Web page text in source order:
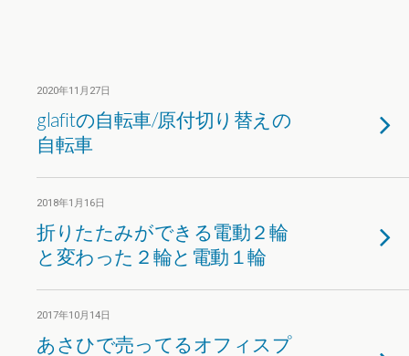
2020年11月27日
glafitの自転車/原付切り替えの
自転車
2018年1月16日
折りたたみができる電動２輪
と変わった２輪と電動１輪
2017年10月14日
あさひで売ってるオフィスプ